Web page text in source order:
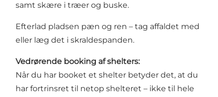
samt skære i træer og buske.
Efterlad pladsen pæn og ren – tag affaldet med
eller læg det i skraldespanden.
Vedrørende booking af shelters:
Når du har booket et shelter betyder det, at du
har fortrinsret til netop shelteret – ikke til hele